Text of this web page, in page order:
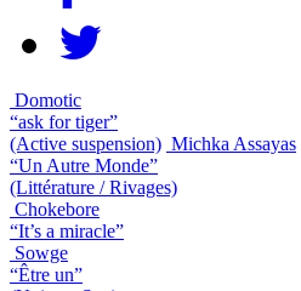
Domotic
“ask for tiger”
(Active suspension) Michka Assayas
“Un Autre Monde”
(Littérature / Rivages)
Chokebore
“It’s a miracle”
Sowge
“Être un”